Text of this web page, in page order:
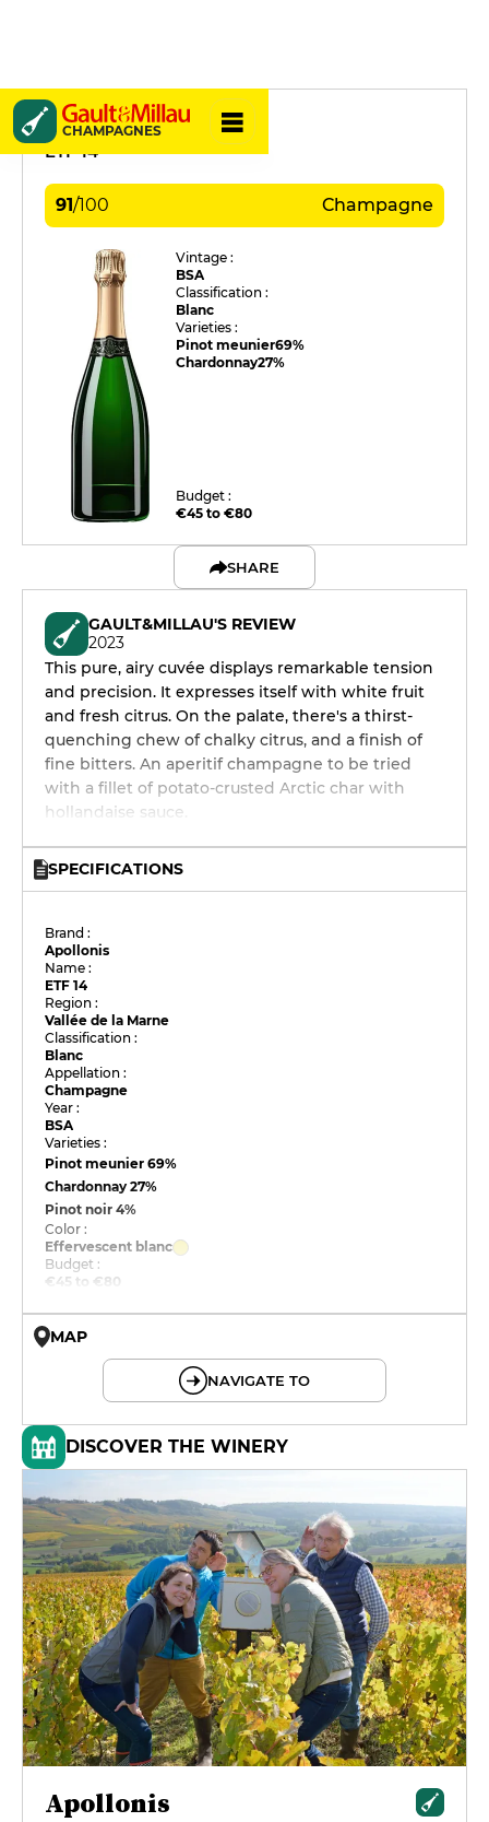
CHAMPAGNES
Apollonis
ETF 14
91/100 Champagne
Vintage :
BSA
Classification :
Blanc
Varieties :
Pinot meunier69%
Chardonnay27%
Budget :
€45 to €80
SHARE
GAULT&MILLAU'S REVIEW
2023
This pure, airy cuvée displays remarkable tension
and precision. It expresses itself with white fruit
and fresh citrus. On the palate, there's a thirst-
quenching chew of chalky citrus, and a finish of
fine bitters. An aperitif champagne to be tried
with a fillet of potato-crusted Arctic char with
hollandaise sauce.
SPECIFICATIONS
Brand :
Apollonis
Name :
ETF 14
Region :
Vallée de la Marne
Classification :
Blanc
Appellation :
Champagne
Year :
BSA
Varieties :
Pinot meunier69%
Chardonnay27%
Pinot noir4%
Color :
Effervescent blanc
Budget :
€45 to €80
MAP
NAVIGATE TO
DISCOVER THE WINERY
Apollonis